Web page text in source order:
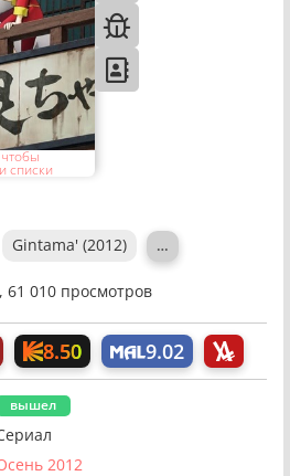
чтобы
списки
Gintama' (2012) …
61 010 просмотров
8.50 9.02
вышел
2012